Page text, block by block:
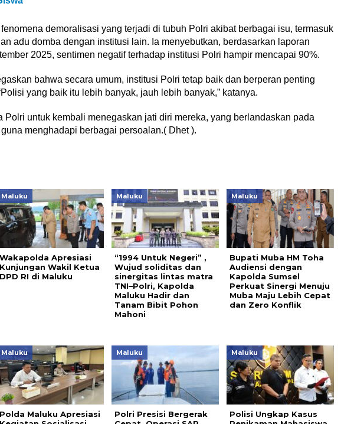
demoralisasi yang terjadi di tubuh Polri akibat berbagai isu, termasuk
adu domba dengan institusi lain. Ia menyebutkan, berdasarkan laporan
2025, sentimen negatif terhadap institusi Polri hampir mencapai 90%.
bahwa secara umum, institusi Polri tetap baik dan berperan penting
yang baik itu lebih banyak, jauh lebih banyak,” katanya.
Polri untuk kembali menegaskan jati diri mereka, yang berlandaskan pada
menghadapi berbagai persoalan.( Dhet ).
Maluku
Wakapolda Apresiasi
Kunjungan Wakil Ketua
DPD RI di Maluku
Maluku
“1994 Untuk Negeri” ,
Wujud soliditas dan
sinergitas lintas matra
TNI–Polri, Kapolda
Maluku Hadir dan
Tanam Bibit Pohon
Mahoni
Maluku
Bupati Muba HM Toha
Audiensi dengan
Kapolda Sumsel
Perkuat Sinergi Menuju
Muba Maju Lebih Cepat
dan Zero Konflik
Maluku
Polda Maluku Apresiasi
Maluku
Polri Presisi Bergerak
Maluku
Polisi Ungkap Kasus